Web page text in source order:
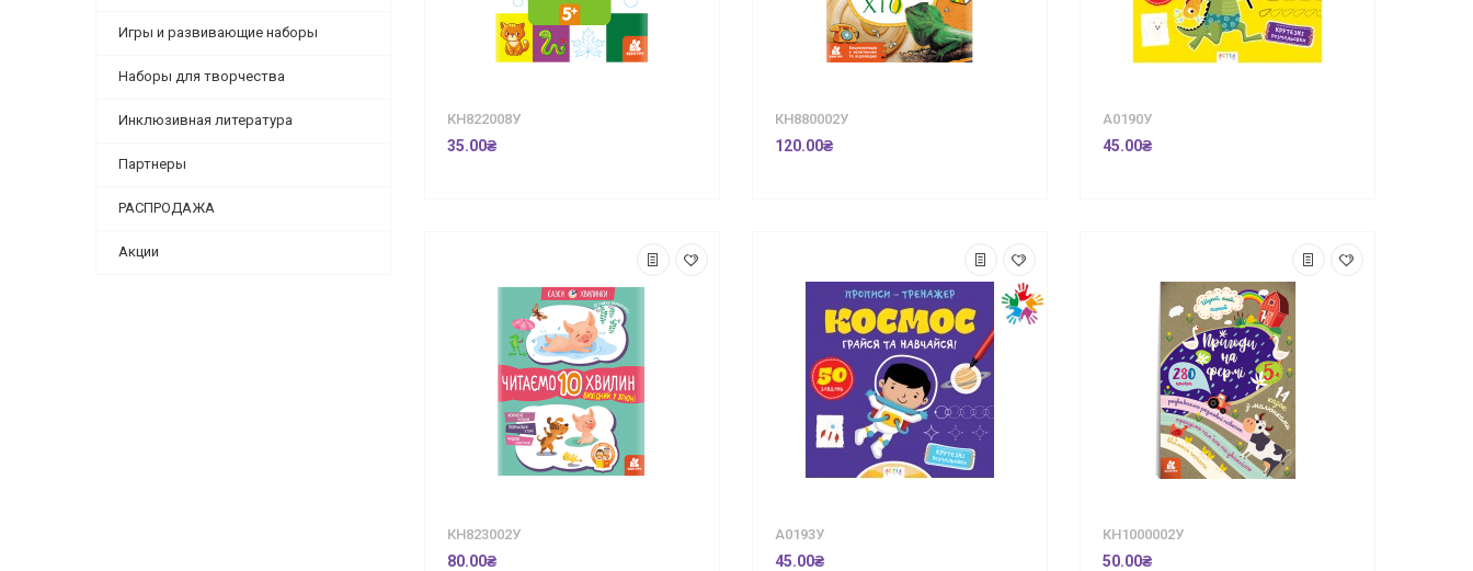
Игры и развивающие наборы
Наборы для творчества
Инклюзивная литература
Партнеры
РАСПРОДАЖА
Акции
КН822008У
35.00₴
КН880002У
120.00₴
А0190У
45.00₴
КН823002У
80.00₴
А0193У
45.00₴
КН1000002У
50.00₴